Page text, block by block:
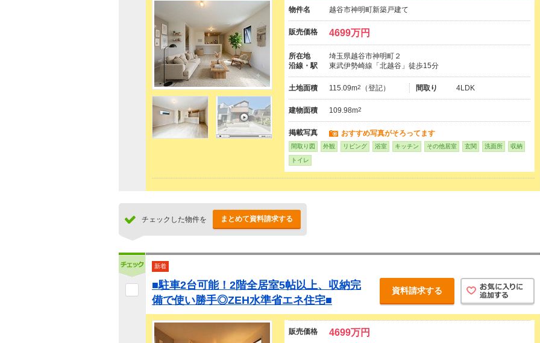
物件名 越谷市神明町新築戸建て
販売価格 4699万円
所在地
埼玉県越谷市神明町２
沿線・駅
東武伊勢崎線「北越谷」徒歩15分
土地面積 115.09m2 （登記） 間取り 4LDK
建物面積 109.98m2
掲載写真 おすすめ写真がそろってます
間取り図 外観 リビング 浴室 キッチン その他居室 玄関 洗面所 収納
トイレ
チェックした物件を まとめて資料請求する
新着
■駐車2台可能！2階全居室5帖以上、収納完
備で使い勝手◎ZEH水準省エネ住宅■
資料請求する
販売価格 4699万円